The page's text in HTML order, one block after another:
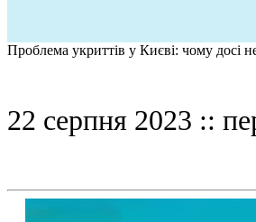
Проблема укриттів у Києві: чому досі
22 серпня 2023 ::